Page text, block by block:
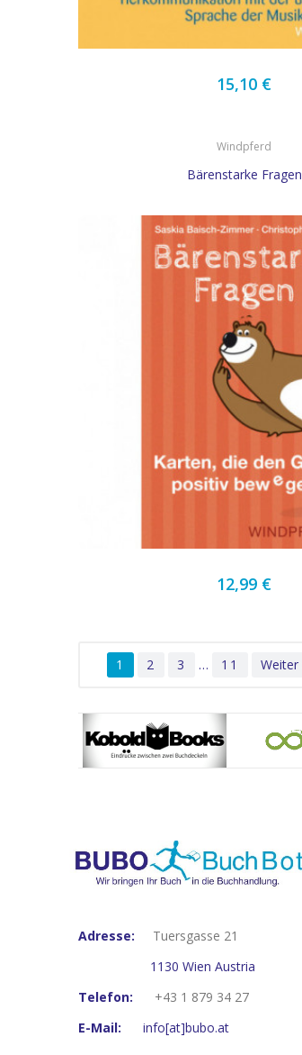
15,10 €
Windpferd
Bärenstarke Fragen
12,99 €
1 2 3 … 11 Weiter
Adresse:
Tuersgasse 21
1130 Wien Austria
Telefon:
+43 1 879 34 27
E-Mail:
info[at]bubo.at